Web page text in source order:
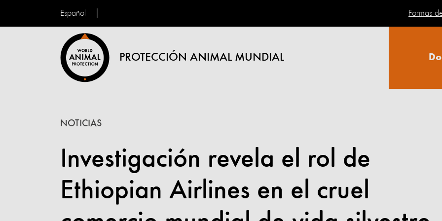
Español
PROTECCIÓN ANIMAL MUNDIAL
Formas
Investigación revela el rol de
Ethiopian Airlines en el cruel
NOTICIAS